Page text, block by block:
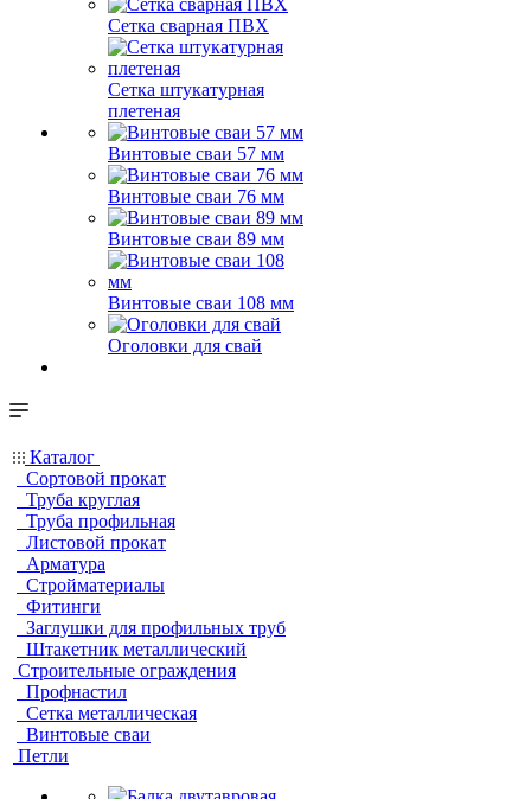
Сетка сварная ПВХ
Сетка штукатурная
плетеная
Винтовые сваи 57 мм
Винтовые сваи 76 мм
Винтовые сваи 89 мм
Винтовые сваи 108 мм
Оголовки для свай
Каталог
Сортовой прокат
Труба круглая
Труба профильная
Листовой прокат
Арматура
Стройматериалы
Фитинги
Заглушки для профильных труб
Штакетник металлический
Строительные ограждения
Профнастил
Сетка металлическая
Винтовые сваи
Петли